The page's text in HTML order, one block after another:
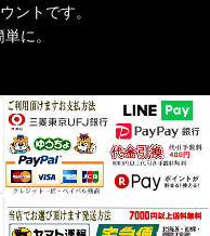
ントです。
に。